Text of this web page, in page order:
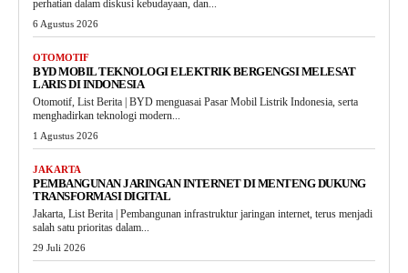
perhatian dalam diskusi kebudayaan, dan...
6 Agustus 2026
OTOMOTIF
BYD MOBIL TEKNOLOGI ELEKTRIK BERGENGSI MELESAT
LARIS DI INDONESIA
Otomotif, List Berita | BYD menguasai Pasar Mobil Listrik Indonesia, serta
menghadirkan teknologi modern...
1 Agustus 2026
JAKARTA
PEMBANGUNAN JARINGAN INTERNET DI MENTENG DUKUNG
TRANSFORMASI DIGITAL
Jakarta, List Berita | Pembangunan infrastruktur jaringan internet, terus menjadi
salah satu prioritas dalam...
29 Juli 2026